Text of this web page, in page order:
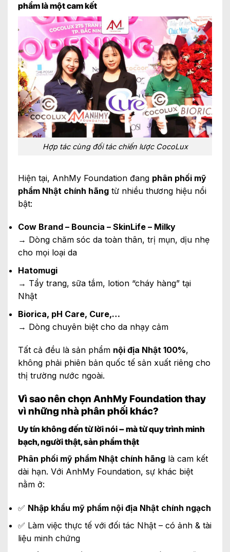
phẩm là một cam kết
Hợp tác cùng đối tác chiến lược CocoLux
Hiện tại, AnhMy Foundation đang phân phối mỹ
phẩm Nhật chính hãng từ nhiều thương hiệu nổi
bật:
Cow Brand – Bouncia – SkinLife – Milky
→ Dòng chăm sóc da toàn thân, trị mụn, dịu nhẹ
cho mọi loại da
Hatomugi
→ Tẩy trang, sữa tắm, lotion “cháy hàng” tại
Nhật
Biorica, pH Care, Cure,…
→ Dòng chuyên biệt cho da nhạy cảm
Tất cả đều là sản phẩm nội địa Nhật 100%,
không phải phiên bản quốc tế sản xuất riêng cho
thị trường nước ngoài.
Vì sao nên chọn AnhMy Foundation thay
vì những nhà phân phối khác?
Uy tín không đến từ lời nói – mà từ quy trình minh
bạch, người thật, sản phẩm thật
Phân phối mỹ phẩm Nhật chính hãng là cam kết
dài hạn. Với AnhMy Foundation, sự khác biệt
nằm ở:
✅ Nhập khẩu mỹ phẩm nội địa Nhật chính ngạch
✅ Làm việc thực tế với đối tác Nhật – có ảnh & tài
liệu minh chứng